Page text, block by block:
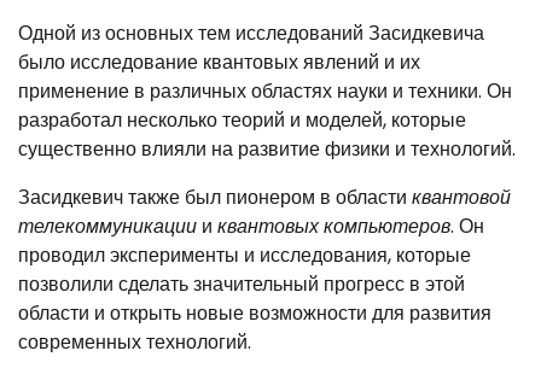
Одной из основных тем исследований Засидкевича
было исследование квантовых явлений и их
применение в различных областях науки и техники. Он
разработал несколько теорий и моделей, которые
существенно влияли на развитие физики и технологий.
Засидкевич также был пионером в области квантовой
телекоммуникации и квантовых компьютеров. Он
проводил эксперименты и исследования, которые
позволили сделать значительный прогресс в этой
области и открыть новые возможности для развития
современных технологий.